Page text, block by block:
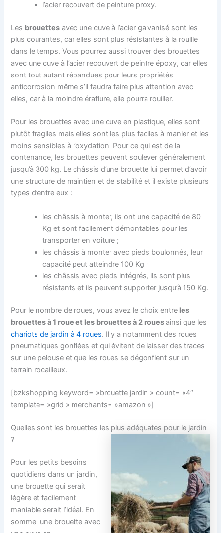
l’acier recouvert de peinture proxy.
Les brouettes avec une cuve à l’acier galvanisé sont les
plus courantes, car elles sont plus résistantes à la rouille
dans le temps. Vous pourrez aussi trouver des brouettes
avec une cuve à l’acier recouvert de peintre époxy, car elles
sont tout autant répandues pour leurs propriétés
anticorrosion même s’il faudra faire plus attention avec
elles, car à la moindre éraflure, elle pourra rouiller.
Pour les brouettes avec une cuve en plastique, elles sont
plutôt fragiles mais elles sont les plus faciles à manier et les
moins sensibles à l’oxydation. Pour ce qui est de la
contenance, les brouettes peuvent soulever généralement
jusqu’à 300 kg. Le châssis d’une brouette lui permet d’avoir
une structure de maintien et de stabilité et il existe plusieurs
types d’entre eux :
les châssis à monter, ils ont une capacité de 80
Kg et sont facilement démontables pour les
transporter en voiture ;
les châssis à monter avec pieds boulonnés, leur
capacité peut atteindre 100 Kg ;
les châssis avec pieds intégrés, ils sont plus
résistants et ils peuvent supporter jusqu’à 150 Kg.
Pour le nombre de roues, vous avez le choix entre les
brouettes à 1 roue et les brouettes à 2 rouesainsi que les
chariots de jardin à 4 roues. Il y a notamment des roues
pneumatiques gonflées et qui évitent de laisser des traces
sur une pelouse et que les roues se dégonflent sur un
terrain rocailleux.
[bzkshopping keyword= »brouette jardin » count= »4″
template= »grid » merchants= »amazon »]
Quelles sont les brouettes les plus adéquates pour le jardin
?
Pour les petits besoins
quotidiens dans un jardin,
une brouette qui serait
légère et facilement
maniable serait l’idéal. En
somme, une brouette avec